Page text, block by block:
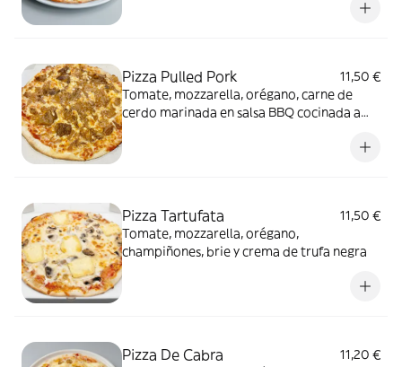
Pizza Pulled Pork
11,50 €
Tomate, mozzarella, orégano, carne de
cerdo marinada en salsa BBQ cocinada a
Pizza Tartufata
11,50 €
Tomate, mozzarella, orégano,
champiñones, brie y crema de trufa negra
Pizza De Cabra
11,20 €